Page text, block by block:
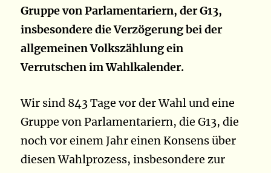
Gruppe von Parlamentariern, der G13,
insbesondere die Verzögerung bei der
allgemeinen Volkszählung ein
Verrutschen im Wahlkalender.
Wir sind 843 Tage vor der Wahl und eine
Gruppe von Parlamentariern, die G13, die
noch vor einem Jahr einen Konsens über
diesen Wahlprozess, insbesondere zur